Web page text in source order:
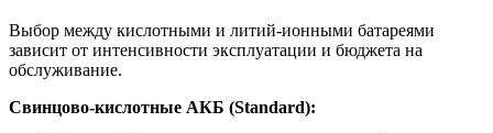
Выбор между кислотными и литий-ионными батареями
зависит от интенсивности эксплуатации и бюджета на
обслуживание.
Свинцово-кислотные АКБ (Standard):